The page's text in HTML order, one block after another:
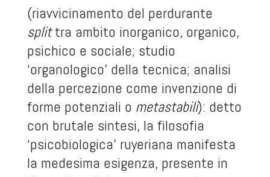
(riavvicinamento del perdurante
splittra ambito inorganico, organico,
psichico e sociale; studio
‘organologico’ della tecnica; analisi
della percezione come invenzione di
forme potenziali o metastabili): detto
con brutale sintesi, la filosofia
‘psicobiologica’ ruyeriana manifesta
la medesima esigenza, presente in